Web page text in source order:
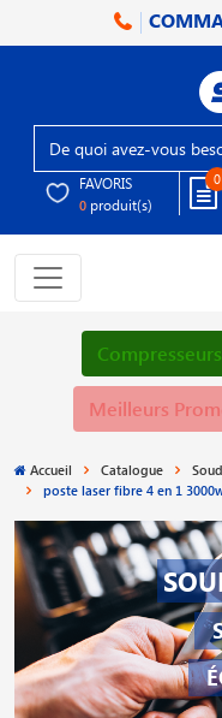
FAVORIS
0 produit(s)
0
Meilleurs
Accueil Catalogue
poste laser fibre 4 en 1